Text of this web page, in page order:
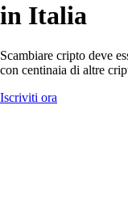
in Italia
Scambiare cripto deve
con centinaia di altre
Iscriviti ora